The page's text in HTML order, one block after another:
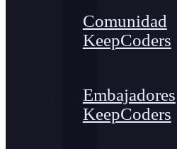
Comunidad
KeepCoders
Embajadores
KeepCoders